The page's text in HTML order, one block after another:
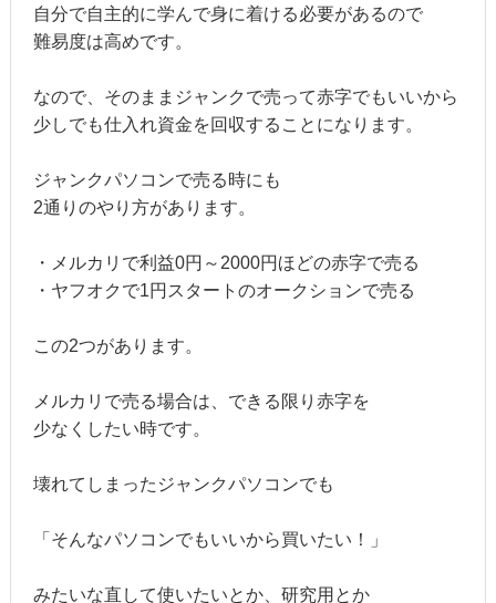
自分で自主的に学んで身に着ける必要があるので
難易度は高めです。
なので、そのままジャンクで売って赤字でもいいから
少しでも仕入れ資金を回収することになります。
ジャンクパソコンで売る時にも
2通りのやり方があります。
・メルカリで利益0円～2000円ほどの赤字で売る
・ヤフオクで1円スタートのオークションで売る
この2つがあります。
メルカリで売る場合は、できる限り赤字を
少なくしたい時です。
壊れてしまったジャンクパソコンでも
「そんなパソコンでもいいから買いたい！」
みたいな直して使いたいとか、研究用とか